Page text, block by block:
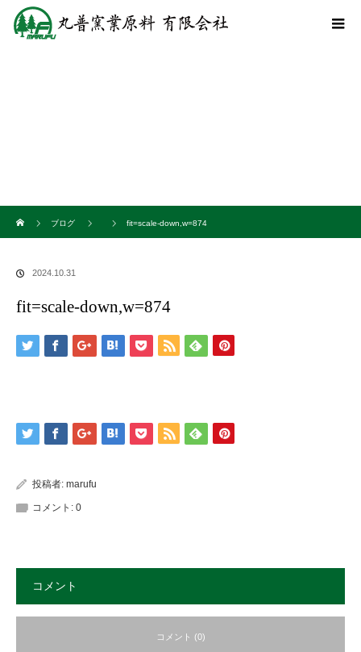
ブログ
fit=scale-down,w=874
2024.10.31
fit=scale-down,w=874
投稿者: marufu
コメント: 0
コメント
コメント (0)